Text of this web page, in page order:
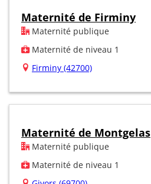
Maternité de Firminy
Maternité publique
Maternité de niveau 1
Firminy (42700)
Maternité de Montgelas
Maternité publique
Maternité de niveau 1